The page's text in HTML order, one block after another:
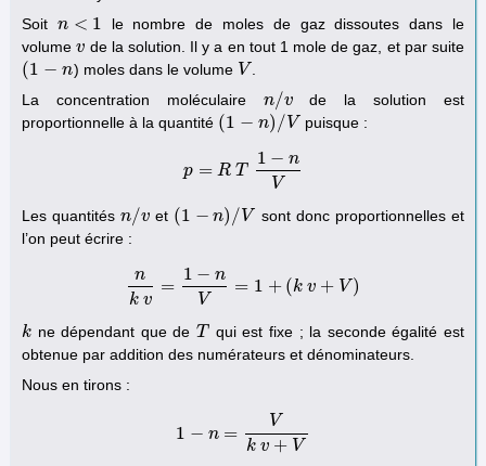
Soit n < 1
n< 1
le nombre de moles de gaz dissoutes dans le
volumev
v de la solution. Il y a en tout 1 mole de gaz, et par suite
(1 − n
( 1− n ) moles dans le volume V
V .
La concentration moléculaire n/v
n/v
de la solution est
proportionnelle à la quantité (1 − n) /V
( 1− n) /V puisque :
p = R T
1 − n
V
p=R T 1−nV
Les quantités n/v
n/v et (1 − n) /V
( 1− n) /V
sont donc proportionnelles et
l’on peut écrire :
n
k v
=
1 − n
V
= 1 + (k v + V )
n k v=1−n V= 1+ (k v+V)
k
k ne dépendant que de T
T
qui est fixe ; la seconde égalité est
obtenue par addition des numérateurs et dénominateurs.
Nous en tirons :
1 − n =
V
k v + V
1− n=Vk v+V